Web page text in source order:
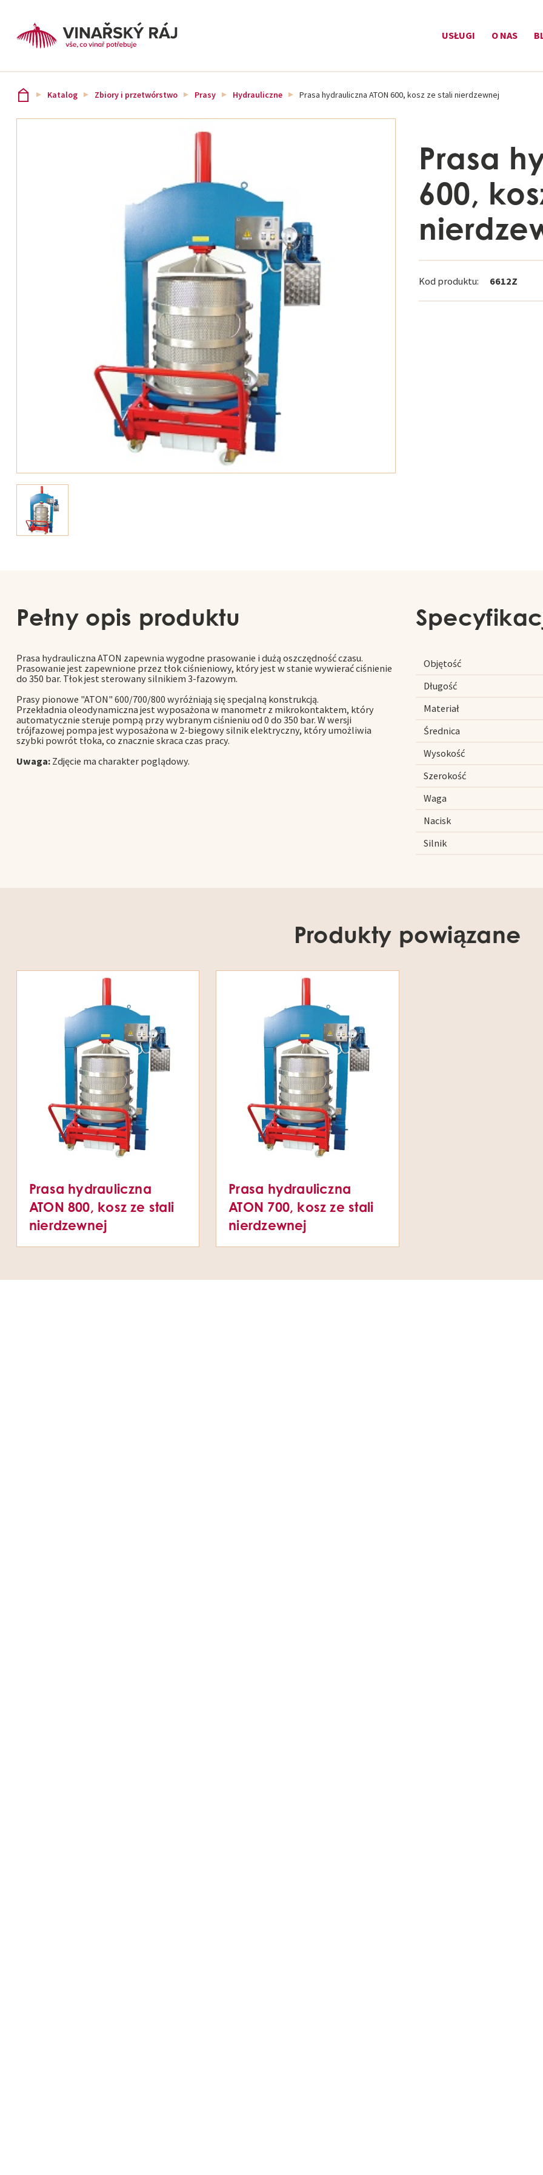
USŁUGI O NAS
Katalog Zbiory i przetwórstwo Prasy Hydrauliczne Prasa hydrauliczna ATON 600, kosz ze stali nierdzewnej
Prasa
600,
Kod produktu: 6612Z
Pełny opis produktu
Prasa hydrauliczna ATON zapewnia wygodne prasowanie i dużą oszczędność czasu.
Prasowanie jest zapewnione przez tłok ciśnieniowy, który jest w stanie wywierać ciśnienie
do 350 bar. Tłok jest sterowany silnikiem 3-fazowym.
Prasy pionowe "ATON" 600/700/800 wyróżniają się specjalną konstrukcją.
Przekładnia oleodynamiczna jest wyposażona w manometr z mikrokontaktem, który
automatycznie steruje pompą przy wybranym ciśnieniu od 0 do 350 bar. W wersji
trójfazowej pompa jest wyposażona w 2-biegowy silnik elektryczny, który umożliwia
szybki powrót tłoka, co znacznie skraca czas pracy.
Uwaga: Zdjęcie ma charakter poglądowy.
Objętość
Długość
Materiał
Średnica
Wysokość
Szerokość
Waga
Nacisk
Silnik
Produkty powiązane
Prasa hydrauliczna
ATON 800, kosz ze stali
nierdzewnej
Prasa hydrauliczna
ATON 700, kosz ze stali
nierdzewnej